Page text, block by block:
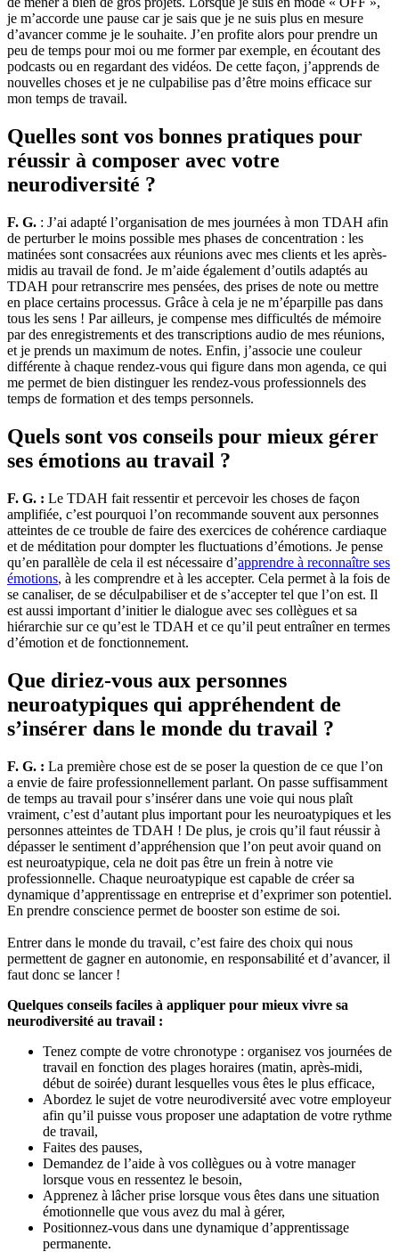
je m’accorde une pause car je sais que je ne suis plus en mesure
d’avancer comme je le souhaite. J’en profite alors pour prendre un
peu de temps pour moi ou me former par exemple, en écoutant des
podcasts ou en regardant des vidéos. De cette façon, j’apprends de
nouvelles choses et je ne culpabilise pas d’être moins efficace sur
mon temps de travail.
Quelles sont vos bonnes pratiques pour
réussir à composer avec votre
neurodiversité ?
F. G. : J’ai adapté l’organisation de mes journées à mon TDAH afin
de perturber le moins possible mes phases de concentration : les
matinées sont consacrées aux réunions avec mes clients et les après-
midis au travail de fond. Je m’aide également d’outils adaptés au
TDAH pour retranscrire mes pensées, des prises de note ou mettre
en place certains processus. Grâce à cela je ne m’éparpille pas dans
tous les sens ! Par ailleurs, je compense mes difficultés de mémoire
par des enregistrements et des transcriptions audio de mes réunions,
et je prends un maximum de notes. Enfin, j’associe une couleur
différente à chaque rendez-vous qui figure dans mon agenda, ce qui
me permet de bien distinguer les rendez-vous professionnels des
temps de formation et des temps personnels.
Quels sont vos conseils pour mieux gérer
ses émotions au travail ?
F. G. : Le TDAH fait ressentir et percevoir les choses de façon
amplifiée, c’est pourquoi l’on recommande souvent aux personnes
atteintes de ce trouble de faire des exercices de cohérence cardiaque
et de méditation pour dompter les fluctuations d’émotions. Je pense
qu’en parallèle de cela il est nécessaire d’apprendre à reconnaître ses
émotions, à les comprendre et à les accepter. Cela permet à la fois de
se canaliser, de se déculpabiliser et de s’accepter tel que l’on est. Il
est aussi important d’initier le dialogue avec ses collègues et sa
hiérarchie sur ce qu’est le TDAH et ce qu’il peut entraîner en termes
d’émotion et de fonctionnement.
Que diriez-vous aux personnes
neuroatypiques qui appréhendent de
s’insérer dans le monde du travail ?
F. G. : La première chose est de se poser la question de ce que l’on
a envie de faire professionnellement parlant. On passe suffisamment
de temps au travail pour s’insérer dans une voie qui nous plaît
vraiment, c’est d’autant plus important pour les neuroatypiques et les
personnes atteintes de TDAH ! De plus, je crois qu’il faut réussir à
dépasser le sentiment d’appréhension que l’on peut avoir quand on
est neuroatypique, cela ne doit pas être un frein à notre vie
professionnelle. Chaque neuroatypique est capable de créer sa
dynamique d’apprentissage en entreprise et d’exprimer son potentiel.
En prendre conscience permet de booster son estime de soi.
Entrer dans le monde du travail, c’est faire des choix qui nous
permettent de gagner en autonomie, en responsabilité et d’avancer, il
faut donc se lancer !
Quelques conseils faciles à appliquer pour mieux vivre sa
neurodiversité au travail :
Tenez compte de votre chronotype : organisez vos journées de
travail en fonction des plages horaires (matin, après-midi,
début de soirée) durant lesquelles vous êtes le plus efficace,
Abordez le sujet de votre neurodiversité avec votre employeur
afin qu’il puisse vous proposer une adaptation de votre rythme
de travail,
Faites des pauses,
Demandez de l’aide à vos collègues ou à votre manager
lorsque vous en ressentez le besoin,
Apprenez à lâcher prise lorsque vous êtes dans une situation
émotionnelle que vous avez du mal à gérer,
Positionnez-vous dans une dynamique d’apprentissage
permanente.